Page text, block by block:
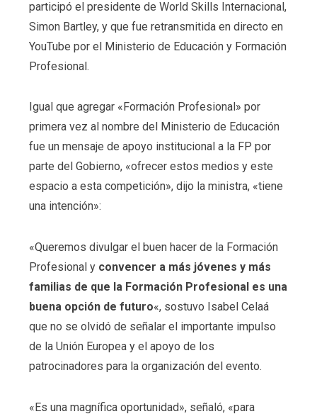
participó el presidente de World Skills Internacional,
Simon Bartley, y que fue retransmitida en directo en
YouTube por el Ministerio de Educación y Formación
Profesional.
Igual que agregar «Formación Profesional» por
primera vez al nombre del Ministerio de Educación
fue un mensaje de apoyo institucional a la FP por
parte del Gobierno, «ofrecer estos medios y este
espacio a esta competición», dijo la ministra, «tiene
una intención»:
«Queremos divulgar el buen hacer de la Formación
Profesional y convencer a más jóvenes y más
familias de que la Formación Profesional es una
buena opción de futuro«, sostuvo Isabel Celaá
que no se olvidó de señalar el importante impulso
de la Unión Europea y el apoyo de los
patrocinadores para la organización del evento.
«Es una magnífica oportunidad», señaló, «para